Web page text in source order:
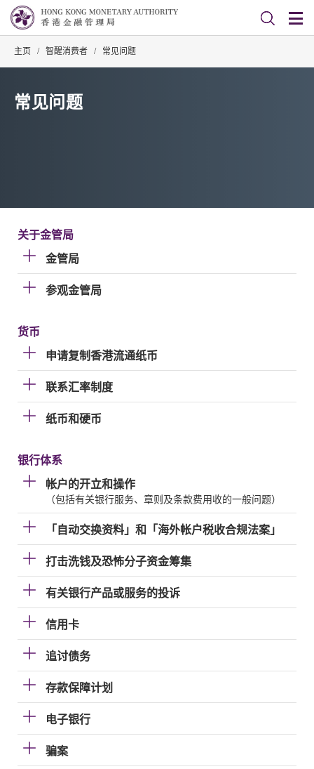
主页 / 智醒消费者 / 常见问题
常见问题
关于金管局
金管局
参观金管局
货币
申请复制香港流通纸币
联系汇率制度
纸币和硬币
银行体系
帐户的开立和操作
（包括有关银行服务、章则及条款费用收的一般问题）
「自动交换资料」和「海外帐户税收合规法案」
打击洗钱及恐怖分子资金筹集
有关银行产品或服务的投诉
信用卡
追讨债务
存款保障计划
电子银行
骗案